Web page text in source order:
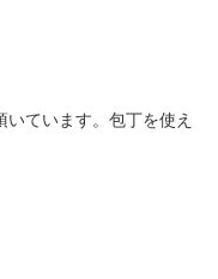
ています。包丁を使え